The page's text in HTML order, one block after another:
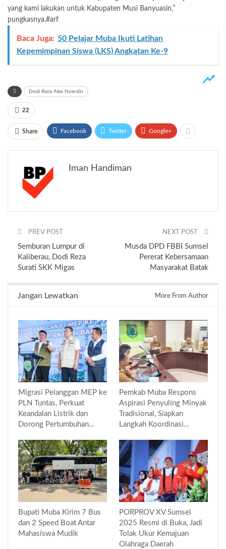
yang kami lakukan untuk Kabupaten Musi Banyuasin,”
pungkasnya.#arf
Baca Juga: 50 Pelajar Muba Ikuti Latihan
Kepemimpinan Siswa (LKS) Angkatan Ke-9
Dodi Reza Alex Noerdin
22
Share Facebook Twitter Google+
Iman Handiman
PREV POST
Semburan Lumpur di
Kaliberau, Dodi Reza
Surati SKK Migas
NEXT POST
Musda DPD FBBI Sumsel
Pererat Kebersamaan
Masyarakat Batak
Jangan Lewatkan More From Author
Migrasi Pelanggan MEP ke
PLN Tuntas, Perkuat
Keandalan Listrik dan
Dorong Pertumbuhan…
Pemkab Muba Respons
Aspirasi Penyuling Minyak
Tradisional, Siapkan
Langkah Koordinasi…
Bupati Muba Kirim 7 Bus
dan 2 Speed Boat Antar
Mahasiswa Mudik
PORPROV XV Sumsel
2025 Resmi di Buka, Jadi
Tolak Ukur Kemajuan
Olahraga Daerah